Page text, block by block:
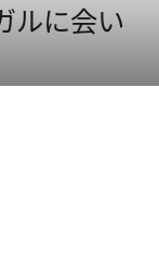
ルに会い